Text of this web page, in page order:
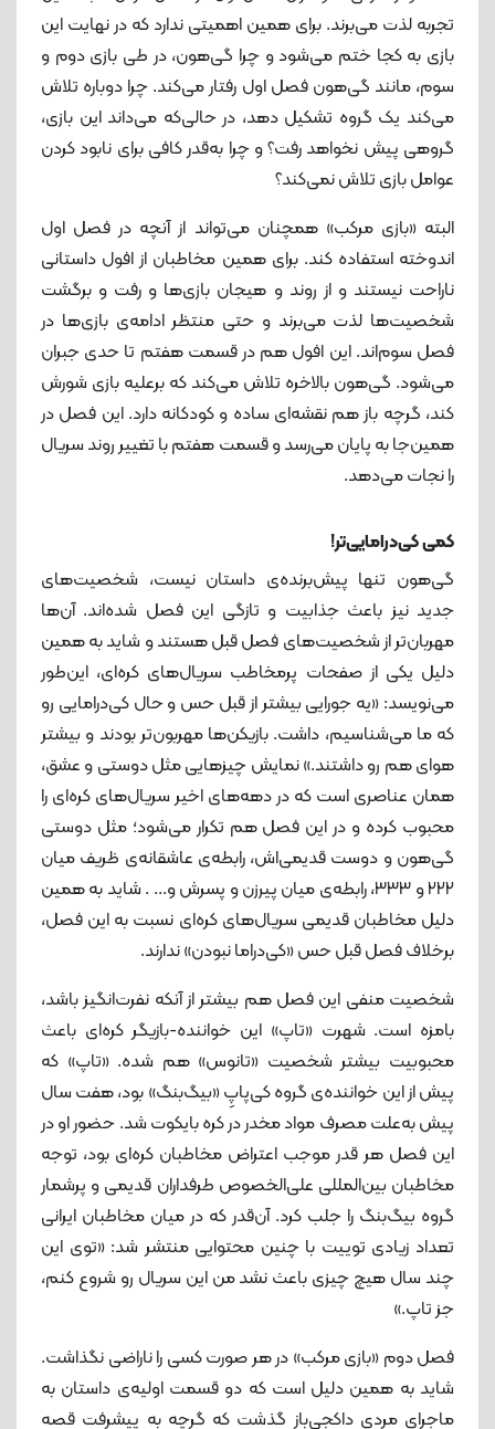
تجربه لذت می‌برند. برای همین اهمیتی ندارد که در نهایت این
بازی به کجا ختم می‌شود و چرا گی‌هون، در طی بازی دوم و
سوم، مانند گی‌هون فصل اول رفتار می‌کند. چرا دوباره تلاش
می‌کند یک گروه تشکیل دهد، در حالی‌که می‌داند این بازی،
گروهی پیش نخواهد رفت؟ و چرا به‌قدر کافی برای نابود کردن
عوامل بازی تلاش نمی‌کند؟
البته «بازی مرکب» همچنان می‌تواند از آنچه در فصل اول
اندوخته استفاده کند. برای همین مخاطبان از افول داستانی
ناراحت نیستند و از روند و هیجان بازی‌ها و رفت و برگشت
شخصیت‌ها لذت می‌برند و حتی منتظر ادامه‌ی بازی‌ها در
فصل سوم‌اند. این افول هم در قسمت هفتم تا حدی جبران
می‌شود. گی‌هون بالاخره تلاش می‌کند که برعلیه بازی شورش
کند، گرچه باز هم نقشه‌ای ساده و کودکانه دارد. این فصل در
همین‌جا به پایان می‌رسد و قسمت هفتم با تغییر روند سریال
را نجات می‌دهد.
کمی کی‌درامایی‌تر!
گی‌هون تنها پیش‌برنده‌ی داستان نیست، شخصیت‌های
جدید نیز باعث جذابیت و تازگی این فصل شده‌اند. آن‌ها
مهربان‌تر از شخصیت‌های فصل قبل هستند و شاید به همین
دلیل یکی از صفحات پرمخاطب سریال‌های کره‌ای، این‌طور
می‌نویسد: «یه جورایی بیشتر از قبل حس و حال کی‌درامایی رو
که ما می‌شناسیم، داشت. بازیکن‌ها مهربون‌تر بودند و بیشتر
هوای هم رو داشتند.» نمایش چیزهایی مثل دوستی و عشق،
همان عناصری است که در دهه‌های اخیر سریال‌های کره‌ای را
محبوب کرده و در این فصل هم تکرار می‌شود؛ مثل دوستی
گی‌هون و دوست قدیمی‌اش، رابطه‌ی عاشقانه‌ی ظریف میان
۲۲۲ و ۳۳۳، رابطه‌ی میان پیرزن و پسرش و... . شاید به همین
دلیل مخاطبان قدیمی سریال‌های کره‌ای نسبت به این فصل،
برخلاف فصل قبل حس «کی‌دراما نبودن» ندارند.
شخصیت منفی این فصل هم بیشتر از آنکه نفرت‌انگیز باشد،
بامزه است. شهرت «تاپ» این خواننده-بازیگر کره‌ای باعث
محبوبیت بیشتر شخصیت «تانوس» هم شده. «تاپ» که
پیش از این خواننده‌ی گروه کی‌پاپِ «بیگ‌بنگ» بود، هفت سال
پیش به‌علت مصرف مواد مخدر در کره بایکوت شد. حضور او در
این فصل هر قدر موجب اعتراض مخاطبان کره‌ای بود، توجه
مخاطبان بین‌المللی علی‌الخصوص طرفداران قدیمی و پرشمار
گروه بیگ‌بنگ را جلب کرد. آن‌قدر که در میان مخاطبان ایرانی
تعداد زیادی توییت با چنین محتوایی منتشر شد: «توی این
چند سال هیچ چیزی باعث نشد من این سریال رو شروع کنم،
جز تاپ.»
فصل دوم «بازی مرکب» در هر صورت کسی را ناراضی نگذاشت.
شاید به همین دلیل است که دو قسمت اولیه‌ی داستان به
ماجرای مردی داکجی‌باز گذشت که گرچه به پیشرفت قصه